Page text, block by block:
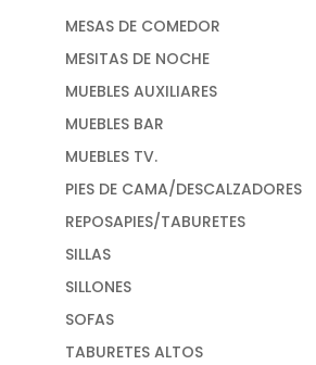
MESAS DE COMEDOR
MESITAS DE NOCHE
MUEBLES AUXILIARES
MUEBLES BAR
MUEBLES TV.
PIES DE CAMA/DESCALZADORES
REPOSAPIES/TABURETES
SILLAS
SILLONES
SOFAS
TABURETES ALTOS